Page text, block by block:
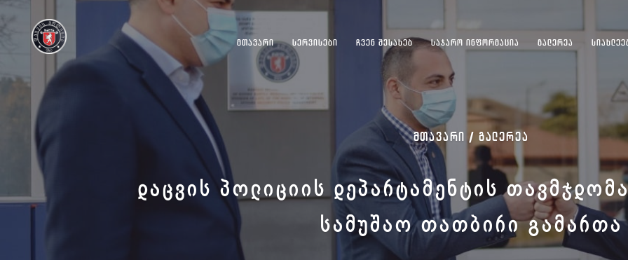
ᲛᲗᲐᲕᲐᲠᲘ ᲡᲔᲠᲕᲘᲡᲔᲑᲘ ᲩᲕᲔᲜ ᲨᲔᲡᲐᲮᲔᲑ ᲡᲐᲯᲐᲠᲝ ᲘᲜᲤᲝᲠᲛᲐᲪᲘᲐ ᲒᲐᲚᲔᲠᲔᲐ
ᲛᲗᲐᲕᲐᲠᲘ / ᲒᲐᲚᲔᲠᲔᲐ
ᲓᲐᲪᲕᲘᲡ ᲞᲝᲚᲘᲪᲘᲘᲡ ᲓᲔᲞᲐᲠᲢᲐᲛᲔᲜᲢᲘᲡ
ᲡᲐᲛᲣᲨᲐᲝ ᲗᲐᲗᲑᲘᲠᲘ ᲒᲐᲛᲐᲠᲗᲐ